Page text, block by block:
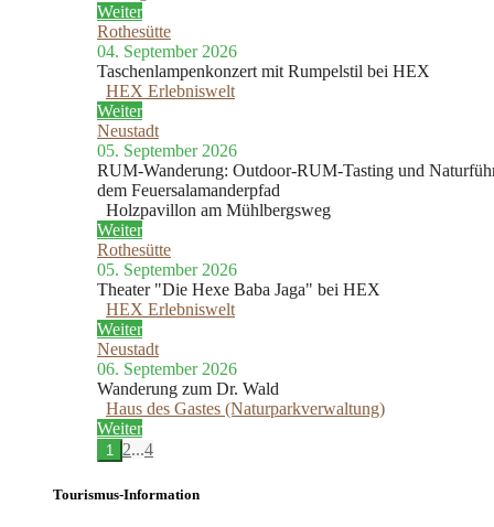
Weiter
Rothesütte
04. September 2026
Taschenlampenkonzert mit Rumpelstil bei HEX
HEX Erlebniswelt
Weiter
Neustadt
05. September 2026
RUM-Wanderung: Outdoor-RUM-Tasting und
dem Feuersalamanderpfad
Holzpavillon am Mühlbergsweg
Weiter
Rothesütte
05. September 2026
Theater "Die Hexe Baba Jaga" bei HEX
HEX Erlebniswelt
Weiter
Neustadt
06. September 2026
Wanderung zum Dr. Wald
Haus des Gastes (Naturparkverwaltung)
Weiter
1 2...4
Tourismus-Information